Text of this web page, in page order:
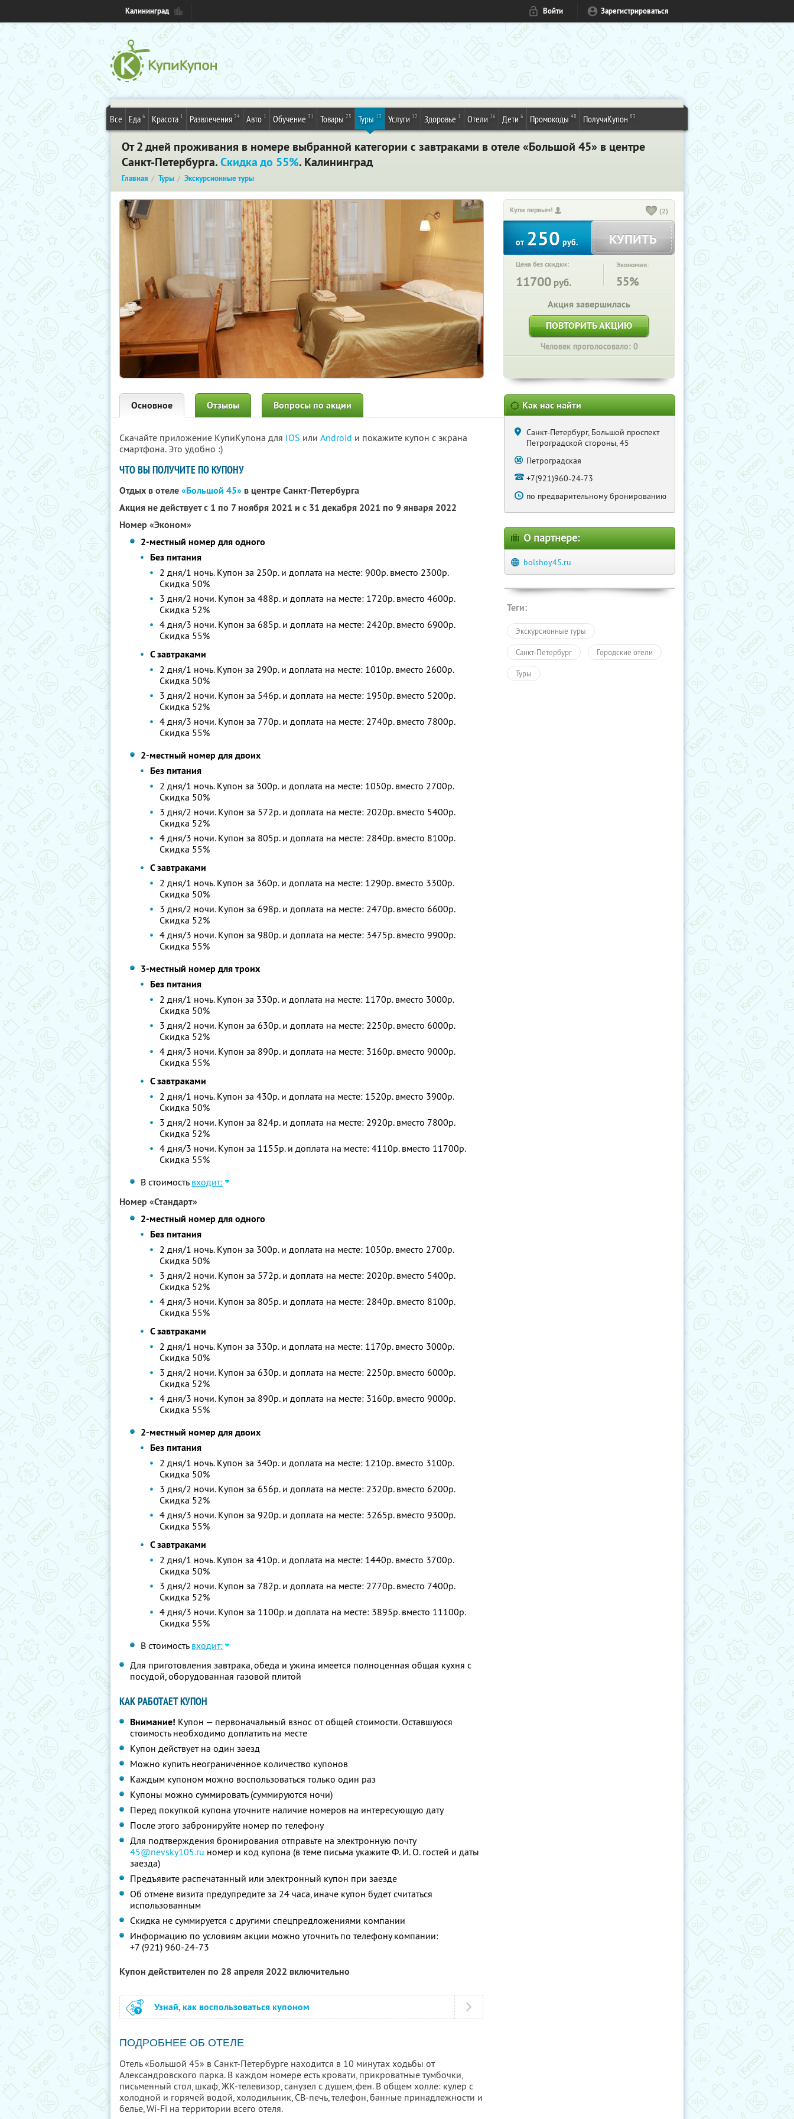
Калининград Войти Зарегистрироваться
Все Еда 6 Красота 1 Развлечения 24 Авто 1 Обучение 31 Товары 25 Туры 13 Услуги 12 Здоровье 1 Отели 16 Дети 6 Промокоды 48 ПолучиКупон 83
От 2 дней проживания в номере выбранной категории с завтраками в отеле «Большой 45» в центре
Санкт-Петербурга.Скидка до 55%. Калининград
Главная Туры Экскурсионные туры
Купи первым! (2)
от250руб. КУПИТЬ
Цена без скидки:
11700 руб.
Экономия:
55%
Акция завершилась
ПОВТОРИТЬ АКЦИЮ
Человек проголосовало: 0
Основное Отзывы Вопросы по акции
Скачайте приложение КупиКупона для IOS или Android и покажите купон с экрана
смартфона. Это удобно :)
ЧТО ВЫ ПОЛУЧИТЕ ПО КУПОНУ
Отдых в отеле«Большой 45» в центре Санкт-Петербурга
Акция не действует с 1 по 7 ноября 2021 и с 31 декабря 2021 по 9 января 2022
Номер «Эконом»
2-местный номер для одного
Без питания
2 дня/1 ночь. Купон за 250р. и доплата на месте: 900р. вместо 2300р.
Скидка 50%
3 дня/2 ночи. Купон за 488р. и доплата на месте: 1720р. вместо 4600р.
Скидка 52%
4 дня/3 ночи. Купон за 685р. и доплата на месте: 2420р. вместо 6900р.
Скидка 55%
С завтраками
2 дня/1 ночь. Купон за 290р. и доплата на месте: 1010р. вместо 2600р.
Скидка 50%
3 дня/2 ночи. Купон за 546р. и доплата на месте: 1950р. вместо 5200р.
Скидка 52%
4 дня/3 ночи. Купон за 770р. и доплата на месте: 2740р. вместо 7800р.
Скидка 55%
2-местный номер для двоих
Без питания
2 дня/1 ночь. Купон за 300р. и доплата на месте: 1050р. вместо 2700р.
Скидка 50%
3 дня/2 ночи. Купон за 572р. и доплата на месте: 2020р. вместо 5400р.
Скидка 52%
4 дня/3 ночи. Купон за 805р. и доплата на месте: 2840р. вместо 8100р.
Скидка 55%
С завтраками
2 дня/1 ночь. Купон за 360р. и доплата на месте: 1290р. вместо 3300р.
Скидка 50%
3 дня/2 ночи. Купон за 698р. и доплата на месте: 2470р. вместо 6600р.
Скидка 52%
4 дня/3 ночи. Купон за 980р. и доплата на месте: 3475р. вместо 9900р.
Скидка 55%
3-местный номер для троих
Без питания
2 дня/1 ночь. Купон за 330р. и доплата на месте: 1170р. вместо 3000р.
Скидка 50%
3 дня/2 ночи. Купон за 630р. и доплата на месте: 2250р. вместо 6000р.
Скидка 52%
4 дня/3 ночи. Купон за 890р. и доплата на месте: 3160р. вместо 9000р.
Скидка 55%
С завтраками
2 дня/1 ночь. Купон за 430р. и доплата на месте: 1520р. вместо 3900р.
Скидка 50%
3 дня/2 ночи. Купон за 824р. и доплата на месте: 2920р. вместо 7800р.
Скидка 52%
4 дня/3 ночи. Купон за 1155р. и доплата на месте: 4110р. вместо 11700р.
Скидка 55%
В стоимость входит:
Номер «Стандарт»
2-местный номер для одного
Без питания
2 дня/1 ночь. Купон за 300р. и доплата на месте: 1050р. вместо 2700р.
Скидка 50%
3 дня/2 ночи. Купон за 572р. и доплата на месте: 2020р. вместо 5400р.
Скидка 52%
4 дня/3 ночи. Купон за 805р. и доплата на месте: 2840р. вместо 8100р.
Скидка 55%
С завтраками
2 дня/1 ночь. Купон за 330р. и доплата на месте: 1170р. вместо 3000р.
Скидка 50%
3 дня/2 ночи. Купон за 630р. и доплата на месте: 2250р. вместо 6000р.
Скидка 52%
4 дня/3 ночи. Купон за 890р. и доплата на месте: 3160р. вместо 9000р.
Скидка 55%
2-местный номер для двоих
Без питания
2 дня/1 ночь. Купон за 340р. и доплата на месте: 1210р. вместо 3100р.
Скидка 50%
3 дня/2 ночи. Купон за 656р. и доплата на месте: 2320р. вместо 6200р.
Скидка 52%
4 дня/3 ночи. Купон за 920р. и доплата на месте: 3265р. вместо 9300р.
Скидка 55%
С завтраками
2 дня/1 ночь. Купон за 410р. и доплата на месте: 1440р. вместо 3700р.
Скидка 50%
3 дня/2 ночи. Купон за 782р. и доплата на месте: 2770р. вместо 7400р.
Скидка 52%
4 дня/3 ночи. Купон за 1100р. и доплата на месте: 3895р. вместо 11100р.
Скидка 55%
В стоимость входит:
Для приготовления завтрака, обеда и ужина имеется полноценная общая кухня с
посудой, оборудованная газовой плитой
КАК РАБОТАЕТ КУПОН
Внимание! Купон — первоначальный взнос от общей стоимости. Оставшуюся
стоимость необходимо доплатить на месте
Купон действует на один заезд
Можно купить неограниченное количество купонов
Каждым купоном можно воспользоваться только один раз
Купоны можно суммировать (суммируются ночи)
Перед покупкой купона уточните наличие номеров на интересующую дату
После этого забронируйте номер по телефону
Для подтверждения бронирования отправьте на электронную почту
45@nevsky105.ru номер и код купона (в теме письма укажите Ф. И. О.гостей и даты
заезда)
Предъявите распечатанный или электронный купон при заезде
Об отмене визита предупредите за 24 часа, иначе купон будет считаться
использованным
Скидка не суммируется с другими спецпредложениями компании
Информацию по условиям акции можно уточнить по телефону компании:
+7 (921) 960-24-73
Купон действителен по 28 апреля 2022 включительно
Узнай, как воспользоваться купоном
ПОДРОБНЕЕ ОБ ОТЕЛЕ
Отель «Большой 45» в Санкт-Петербурге находится в 10 минутах ходьбы от
Александровского парка. В каждом номере есть кровати, прикроватные тумбочки,
письменный стол, шкаф, ЖК-телевизор, санузел с душем, фен. В общем холле: кулер с
холодной и горячей водой, холодильник, СВ-печь, телефон, банные принадлежности и
белье, Wi-Fi на территории всего отеля.
Как нас найти
Санкт-Петербург, Большой проспект
Петроградской стороны, 45
Петроградская
+7(921)960-24-73
по предварительному бронированию
О партнере:
bolshoy45.ru
Теги:
Экскурсионные туры
Санкт-Петербург Городские отели
Туры